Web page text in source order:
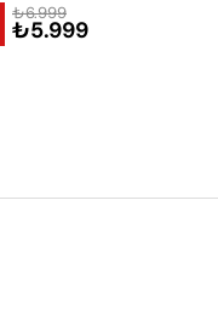
₺5.999
₺6.999